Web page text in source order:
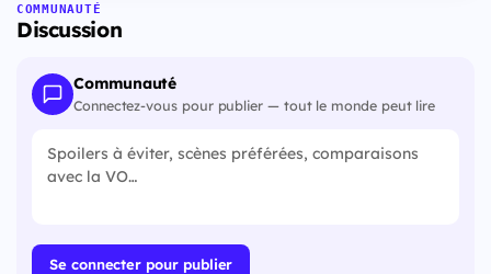
COMMUNAUTÉ
Discussion
Communauté
Connectez-vous pour publier — tout le monde peut lire
Se connecter pour publier